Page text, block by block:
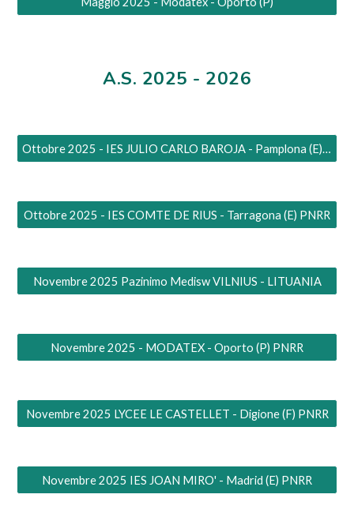
A.S. 2025 - 2026
Ottobre 2025 - IES JULIO CARLO BAROJA - Pamplona (E) PNRR
Ottobre 2025 - IES COMTE DE RIUS - Tarragona (E) PNRR
Novembre 2025 Pazinimo Medisw VILNIUS - LITUANIA
Novembre 2025 - MODATEX - Oporto (P) PNRR
Novembre 2025 LYCEE LE CASTELLET - Digione (F) PNRR
Novembre 2025 IES JOAN MIRO' - Madrid (E) PNRR